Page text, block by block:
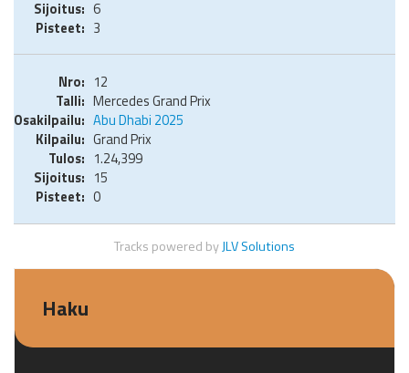
6
3
12
Mercedes Grand Prix
Abu Dhabi 2025
Grand Prix
1.24,399
15
0
Tracks powered byJLV Solutions
Haku